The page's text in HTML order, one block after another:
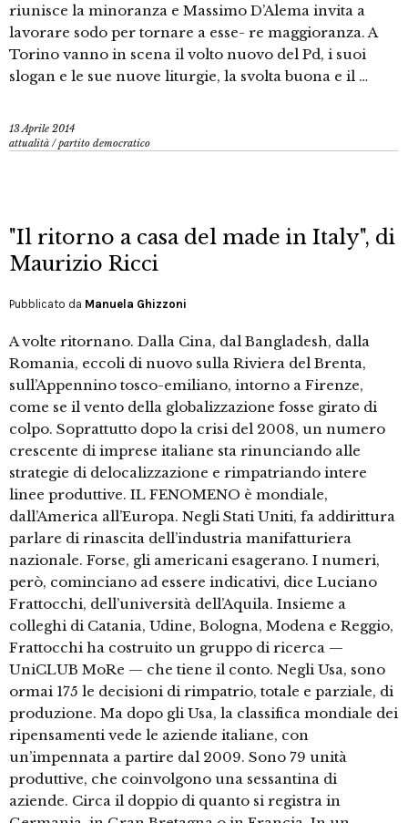
riunisce la minoranza e Massimo D’Alema invita a
lavorare sodo per tornare a esse- re maggioranza. A
Torino vanno in scena il volto nuovo del Pd, i suoi
slogan e le sue nuove liturgie, la svolta buona e il …
13 Aprile 2014
attualità /partito democratico
"Il ritorno a casa del made in Italy", di
Maurizio Ricci
Pubblicato da Manuela Ghizzoni
A volte ritornano. Dalla Cina, dal Bangladesh, dalla
Romania, eccoli di nuovo sulla Riviera del Brenta,
sull’Appennino tosco-emiliano, intorno a Firenze,
come se il vento della globalizzazione fosse girato di
colpo. Soprattutto dopo la crisi del 2008, un numero
crescente di imprese italiane sta rinunciando alle
strategie di delocalizzazione e rimpatriando intere
linee produttive. IL FENOMENO è mondiale,
dall’America all’Europa. Negli Stati Uniti, fa addirittura
parlare di rinascita dell’industria manifatturiera
nazionale. Forse, gli americani esagerano. I numeri,
però, cominciano ad essere indicativi, dice Luciano
Frattocchi, dell’università dell’Aquila. Insieme a
colleghi di Catania, Udine, Bologna, Modena e Reggio,
Frattocchi ha costruito un gruppo di ricerca —
UniCLUB MoRe — che tiene il conto. Negli Usa, sono
ormai 175 le decisioni di rimpatrio, totale e parziale, di
produzione. Ma dopo gli Usa, la classifica mondiale dei
ripensamenti vede le aziende italiane, con
un’impennata a partire dal 2009. Sono 79 unità
produttive, che coinvolgono una sessantina di
aziende. Circa il doppio di quanto si registra in